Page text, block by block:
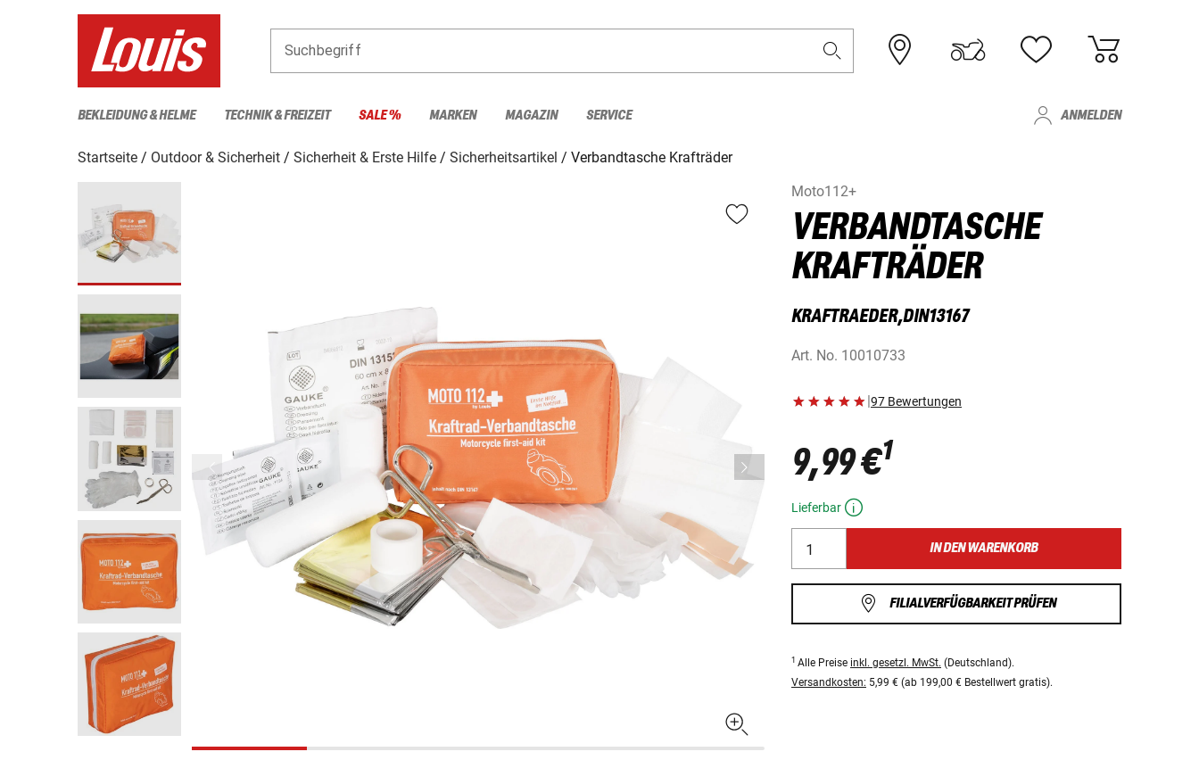
Suchbegriff
BEKLEIDUNG & HELME TECHNIK & FREIZEIT SALE % MARKEN MAGAZIN SERVICE ANMELDEN
Startseite Outdoor & Sicherheit Sicherheit & Erste Hilfe Sicherheitsartikel
Verbandtasche Krafträder
Moto112+
VERBANDTASCHE
KRAFTRÄDER
KRAFTRAEDER,DIN13167
Art. No. 10010733
|97 Bewertungen
9,99 €1
Lieferbar
IN DEN WARENKORB
FILIALVERFÜGBARKEIT PRÜFEN
1 Alle Preise inkl. gesetzl. MwSt. (Deutschland).
Versandkosten: 5,99 € (ab 199,00 € Bestellwert gratis).